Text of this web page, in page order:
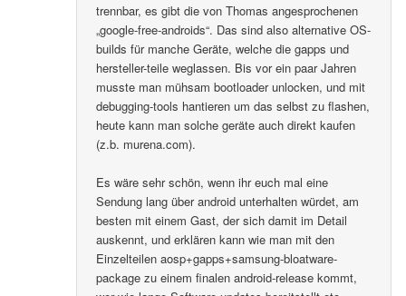
trennbar, es gibt die von Thomas angesprochenen
„google-free-androids“. Das sind also alternative OS-
builds für manche Geräte, welche die gapps und
hersteller-teile weglassen. Bis vor ein paar Jahren
musste man mühsam bootloader unlocken, und mit
debugging-tools hantieren um das selbst zu flashen,
heute kann man solche geräte auch direkt kaufen
(z.b. murena.com).
Es wäre sehr schön, wenn ihr euch mal eine
Sendung lang über android unterhalten würdet, am
besten mit einem Gast, der sich damit im Detail
auskennt, und erklären kann wie man mit den
Einzelteilen aosp+gapps+samsung-bloatware-
package zu einem finalen android-release kommt,